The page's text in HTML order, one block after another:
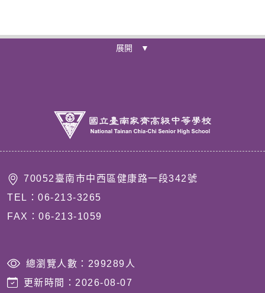
展開 ▼
70052臺南市中西區健康路一段342號
TEL：06-213-3265
FAX：06-213-1059
總瀏覽人數： 299289 人
更新時間： 2026-08-07